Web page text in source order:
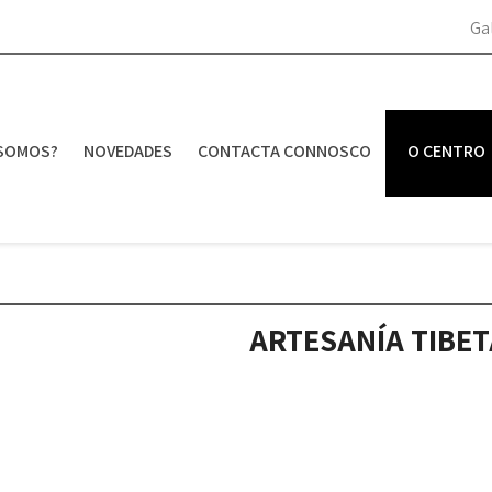
NOVEDADES CONTACTA CONNOSCO O CENTRO
ARTESANÍA